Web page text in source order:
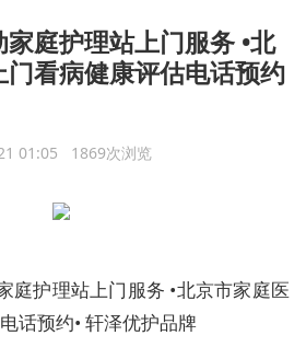
庭护理站上门服务 •北
看病健康评估电话预约
01:05 1869次浏览
庭护理站上门服务 •北京市家庭医
话预约• 轩泽优护品牌